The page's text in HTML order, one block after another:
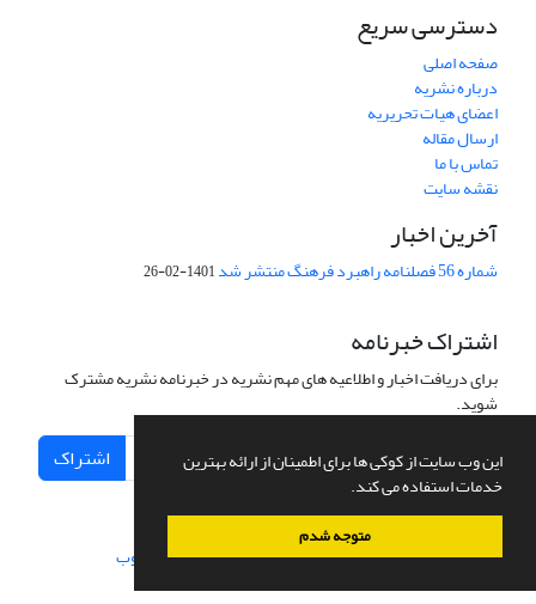
این وب سایت از کوکی ها برای اطمینان از ارائه بهترین
خدمات استفاده می کند.
متوجه شدم
دسترسی سریع
صفحه اصلی
درباره نشریه
اعضای هیات تحریریه
ارسال مقاله
تماس با ما
نقشه سایت
آخرین اخبار
شماره 56 فصلنامه راهبرد فرهنگ منتشر شد 1401-02-26
اشتراک خبرنامه
برای دریافت اخبار و اطلاعیه های مهم نشریه در خبرنامه نشریه مشترک
شوید.
اشتراک
سامانه مدیریت نشریات علمی.طراحی و پیاده سازی از سیناوب